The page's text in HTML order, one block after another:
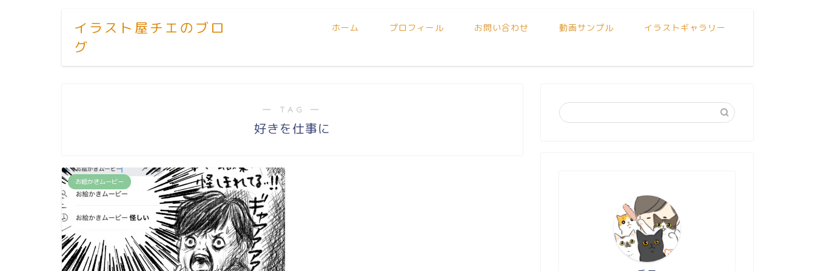
イラスト屋チエのブロ
グ
ホーム プロフィール お問い合わせ 動画サンプル イラストギャラリー
― TAG ―
好きを仕事に
お絵かきムービー